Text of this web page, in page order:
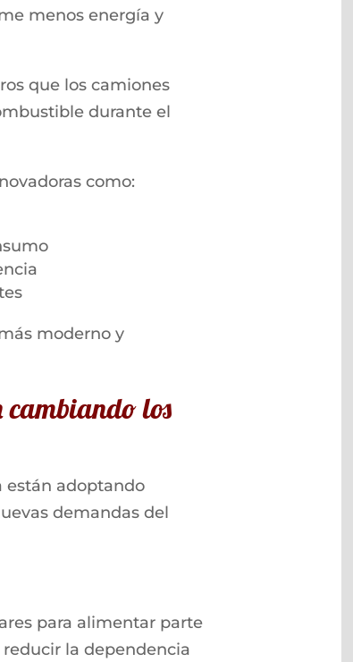
menos energía y
que los camiones
durante el
como:
moderno y
cambiando los
están adoptando
demandas del
para alimentar parte
la dependencia